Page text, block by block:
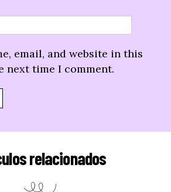
email, and website in this
next time I comment.
relacionados